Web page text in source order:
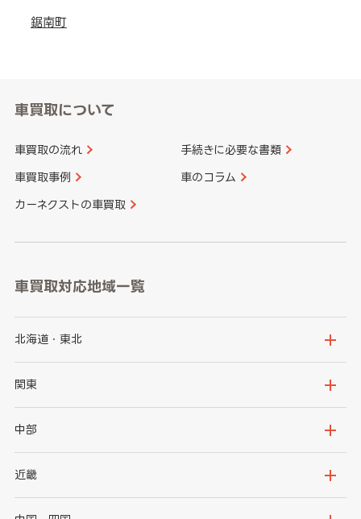
鋸南町
車買取について
車買取の流れ 手続きに必要な書類
車買取事例 車のコラム
カーネクストの車買取
車買取対応地域一覧
北海道・東北
北海道
岩手県
秋田県
関東
茨城県
群馬県
千葉県
中部
新潟県
石川県
近畿